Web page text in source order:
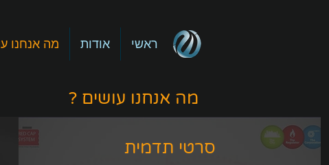
ראשי אודות מה אנחנו
? מה אנחנו עושים
סרטי תדמית